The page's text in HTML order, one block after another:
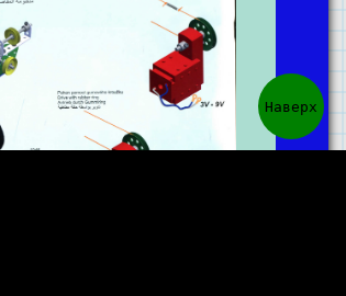
Наверх